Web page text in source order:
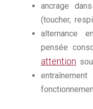
ancrage
(toucher,
alternance
pensée
attention